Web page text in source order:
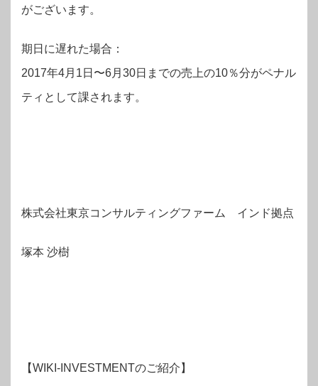
がございます。
期日に遅れた場合：
2017年4月1日〜6月30日までの売上の10％分がペナル
ティとして課されます。
株式会社東京コンサルティングファーム インド拠点
塚本 沙樹
【WIKI-INVESTMENTのご紹介】